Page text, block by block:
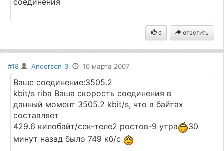
0 ответить
#18 Anderson_3 16 марта 2007
Ваше соединение:3505.2
kbit/s riba Ваша скорость соединения в
данный момент 3505.2 kbit/s, что в байтах
составляет
429.6 килобайт/сек-теле2 ростов-9 утра
30
минут назад было 749 кб/с